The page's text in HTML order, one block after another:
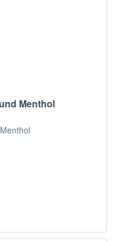
Menthol